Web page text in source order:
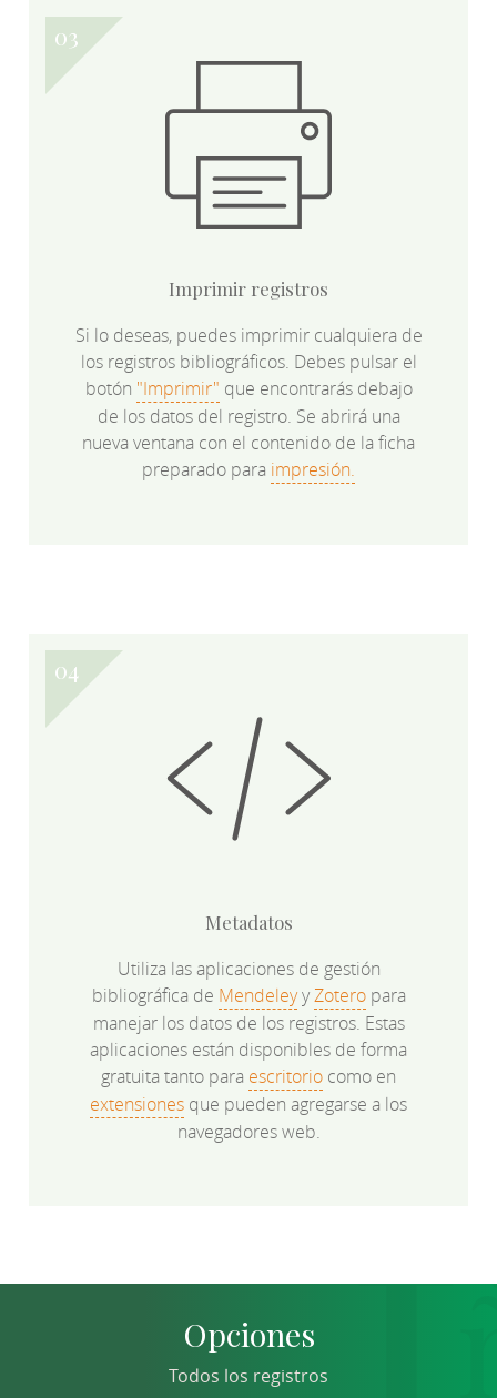
Imprimir registros
Si lo deseas, puedes imprimir cualquiera de
los registros bibliográficos. Debes pulsar el
botón "Imprimir" que encontrarás debajo
de los datos del registro. Se abrirá una
nueva ventana con el contenido de la ficha
preparado para impresión.
Metadatos
Utiliza las aplicaciones de gestión
bibliográfica de MendeleyyZoteropara
manejar los datos de los registros. Estas
aplicaciones están disponibles de forma
gratuita tanto para escritorio como en
extensiones que pueden agregarse a los
navegadores web.
Opciones
Todos los registros